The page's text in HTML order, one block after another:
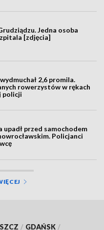
Jedna osoba
[zdjęcia]
2,6 promila.
rowerzystów w rękach
policji
przed samochodem
Policjanci
/ GDAŃSK /